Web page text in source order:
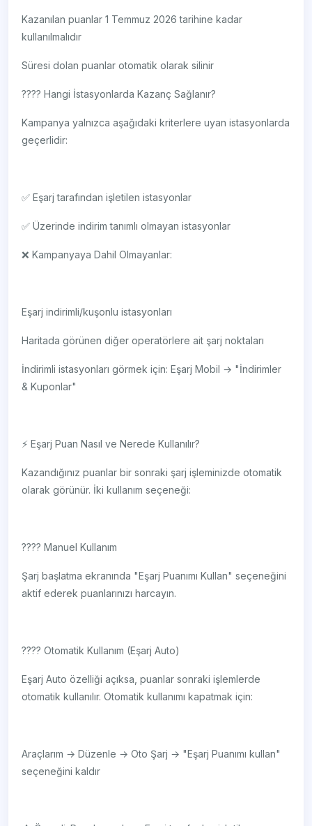
Kazanılan puanlar 1 Temmuz 2026 tarihine kadar
kullanılmalıdır
Süresi dolan puanlar otomatik olarak silinir
???? Hangi İstasyonlarda Kazanç Sağlanır?
Kampanya yalnızca aşağıdaki kriterlere uyan istasyonlarda
geçerlidir:
✅ Eşarj tarafından işletilen istasyonlar
✅ Üzerinde indirim tanımlı olmayan istasyonlar
❌ Kampanyaya Dahil Olmayanlar:
Eşarj indirimli/kuşonlu istasyonları
Haritada görünen diğer operatörlere ait şarj noktaları
İndirimli istasyonları görmek için: Eşarj Mobil → "İndirimler
& Kuponlar"
⚡ Eşarj Puan Nasıl ve Nerede Kullanılır?
Kazandığınız puanlar bir sonraki şarj işleminizde otomatik
olarak görünür. İki kullanım seçeneği:
???? Manuel Kullanım
Şarj başlatma ekranında "Eşarj Puanımı Kullan" seçeneğini
aktif ederek puanlarınızı harcayın.
???? Otomatik Kullanım (Eşarj Auto)
Eşarj Auto özelliği açıksa, puanlar sonraki işlemlerde
otomatik kullanılır. Otomatik kullanımı kapatmak için:
Araçlarım → Düzenle → Oto Şarj → "Eşarj Puanımı kullan"
seçeneğini kaldır